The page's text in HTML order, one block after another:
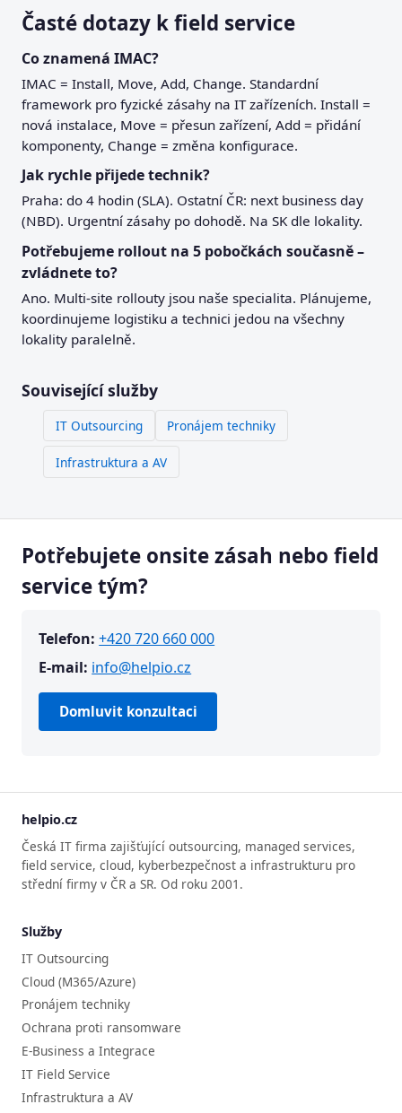
Časté dotazy k field service
Co znamená IMAC?
IMAC = Install, Move, Add, Change. Standardní
framework pro fyzické zásahy na IT zařízeních. Install =
nová instalace, Move = přesun zařízení, Add = přidání
komponenty, Change = změna konfigurace.
Jak rychle přijede technik?
Praha: do 4 hodin (SLA). Ostatní ČR: next business day
(NBD). Urgentní zásahy po dohodě. Na SK dle lokality.
Potřebujeme rollout na 5 pobočkách současně –
zvládnete to?
Ano. Multi-site rollouty jsou naše specialita. Plánujeme,
koordinujeme logistiku a technici jedou na všechny
lokality paralelně.
Související služby
IT Outsourcing Pronájem techniky
Infrastruktura a AV
Potřebujete onsite zásah nebo field
service tým?
Telefon: +420 720 660 000
E-mail: info@helpio.cz
Domluvit konzultaci
helpio.cz
Česká IT firma zajišťující outsourcing, managed services,
field service, cloud, kyberbezpečnost a infrastrukturu pro
střední firmy v ČR a SR. Od roku 2001.
Služby
IT Outsourcing
Cloud (M365/Azure)
Pronájem techniky
Ochrana proti ransomware
E-Business a Integrace
IT Field Service
Infrastruktura a AV